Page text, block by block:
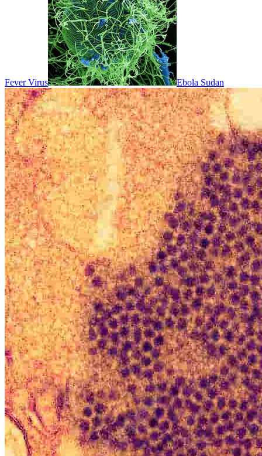
Fever Virus Ebola Sudan